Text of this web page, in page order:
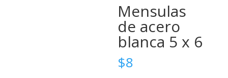
Mensulas
de acero
blanca 5 x 6
$8